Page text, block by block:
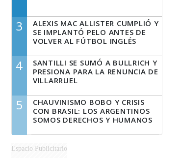
3
ALEXIS MAC ALLISTER CUMPLIÓ Y
SE IMPLANTÓ PELO ANTES DE
VOLVER AL FÚTBOL INGLÉS
4
SANTILLI SE SUMÓ A BULLRICH Y
PRESIONA PARA LA RENUNCIA DE
VILLARRUEL
5
CHAUVINISMO BOBO Y CRISIS
CON BRASIL: LOS ARGENTINOS
SOMOS DERECHOS Y HUMANOS
Espacio Publicitario